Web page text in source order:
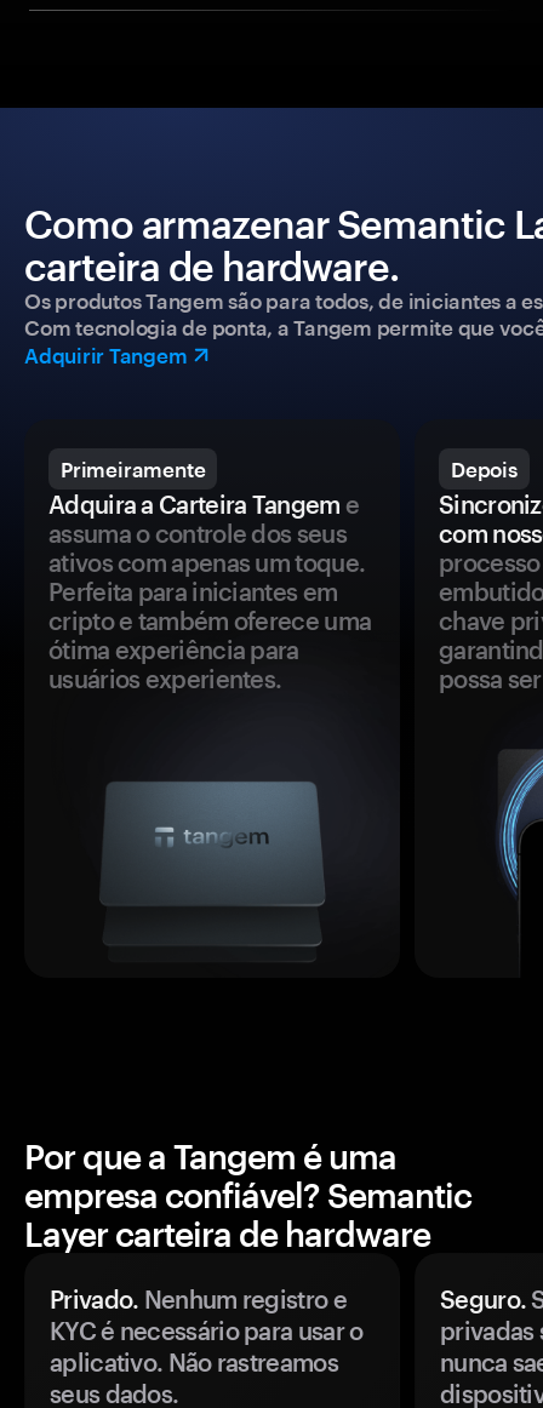
Como armazenar Semantic
carteira de hardware.
Os produtos Tangem são para todos, de iniciantes a
Com tecnologia de ponta, a Tangem permite que
Adquirir Tangem
Primeiramente
Adquira a Carteira Tangem e
assuma o controle dos seus
ativos com apenas um toque.
Perfeita para iniciantes em
cripto e também oferece uma
ótima experiência para
usuários experientes.
Depois
com
chave
possa
Por que a Tangem é uma
empresa confiável? Semantic
Layer carteira de hardware
Privado. Nenhum registro e
KYC é necessário para usar o
aplicativo. Não rastreamos
seus dados.
Seguro.
privadas
nunca